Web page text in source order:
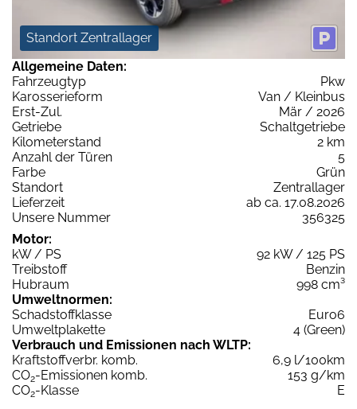
Standort Zentrallager
Allgemeine Daten:
Fahrzeugtyp
Pkw
Karosserieform
Van / Kleinbus
Erst-Zul.
Mär / 2026
Getriebe
Schaltgetriebe
Kilometerstand
2 km
Anzahl der Türen
5
Farbe
Grün
Standort
Zentrallager
Lieferzeit
ab ca. 17.08.2026
Unsere Nummer
356325
Motor:
kW / PS
92 kW / 125 PS
Treibstoff
Benzin
Hubraum
998 cm³
Umweltnormen:
Schadstoffklasse
Euro6
Umweltplakette
4 (Green)
Verbrauch und Emissionen nach WLTP:
Kraftstoffverbr. komb.
6,9 l/100km
CO2-Emissionen komb.
153 g/km
CO2-Klasse
E